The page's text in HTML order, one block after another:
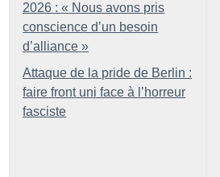
2026 : « Nous avons pris
conscience d’un besoin
d’alliance »
Attaque de la pride de Berlin :
faire front uni face à l’horreur
fasciste